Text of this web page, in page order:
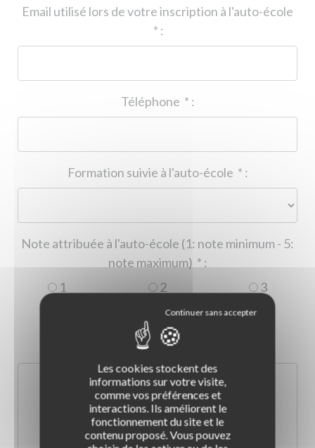
Email utilisé lors de votre inscription à l'auto-école
* :
* :
* :
Note attribuée à l'auto-école (1: note minimum - 5:
* :
1
2
3
5
Les cookies stockent des
informations sur votre visite,
comme vos préférences et
interactions. Ils améliorent le
fonctionnement du site et le
contenu proposé. Vous pouvez